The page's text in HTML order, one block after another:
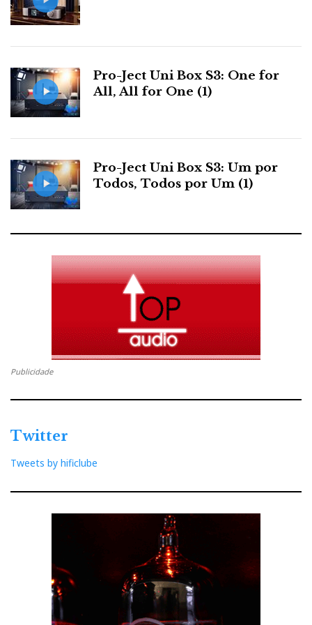
Sólido. Massivo. E ao mesmo tempo elegante e
refinado. É curioso como corpo e alma se confundem
como ao som. O painel frontal em alumínio sólido
tem 16mm de espessura. E os dissipadores laterais,
montados num ângulo de 45º, conferem-lhe
ferocidade e leveza.
de metal) se ilumina de azul na janela discreta do
mostrador, são todos de tamanho igual e estão
encastrados numa fenda a toda a largura, apenas
interrompida pelo enorme botão de volume. A
regulação faz-se por passos de 1dB numa gama
máxima de atenuação de 63dB. O prévio é, portanto,
Pro-Ject Uni Box S3: One for
All, All for One (1)
Pro-Ject Uni Box S3: Um por
Todos, Todos por Um (1)
Publicidade
Twitter
Tweets by hificlube